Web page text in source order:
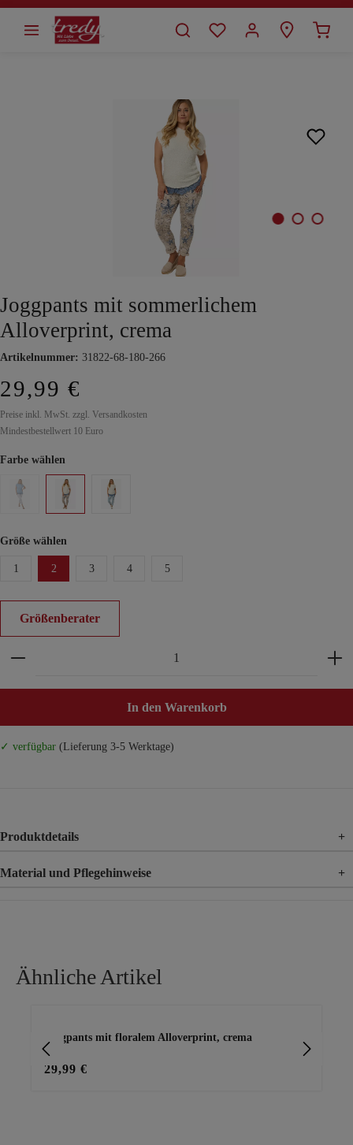
springen
Joggpants mit sommerlichem
Alloverprint, crema
Artikelnummer: 31822-68-180-266
29,99 €
Preise inkl. MwSt. zzgl. Versandkosten
Mindestbestellwert 10 Euro
Farbe wählen
Größe wählen
1 2 3 4 5
Größenberater
Produkt Anzahl: Gib den gewünschten Wert ein
In den Warenkorb
✓ verfügbar (Lieferung 3-5 Werktage)
Produktdetails +
Material und Pflegehinweise +
Ähnliche Artikel
Joggpants mit floralem Alloverprint, crema
29,99 €